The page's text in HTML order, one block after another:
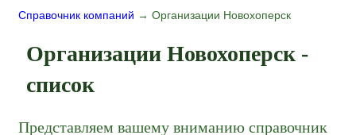
Справочник компаний → Организации Новохоперск
Организации Новохоперск -
список
Представляем вашему вниманию справочник